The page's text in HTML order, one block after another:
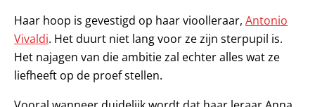
Haar hoop is gevestigd op haar vioolleraar, Antonio
Vivaldi. Het duurt niet lang voor ze zijn sterpupil is.
Het najagen van die ambitie zal echter alles wat ze
liefheeft op de proef stellen.